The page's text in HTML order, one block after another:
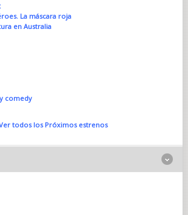
La máscara roja
en Australia
comedy
todos los Próximos estrenos